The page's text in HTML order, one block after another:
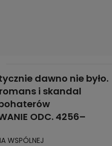
dawno nie było.
i skandal
ODC. 4256–
WSPÓLNEJ